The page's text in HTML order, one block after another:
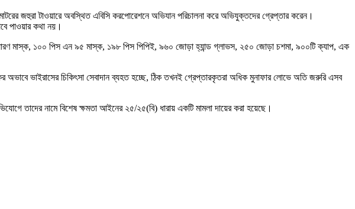
জহুরা টাওয়ারে অবস্থিত এবিসি করপোরেশনে অভিযান পরিচালনা করে অভিযুক্তদের গ্রেপ্তার করেন।
পাওয়ার কথা নয়।
মাস্ক, ১০০ পিস এন ৯৫ মাস্ক, ১৯৮ পিস পিপিই, ৯৬০ জোড়া হ্যান্ড গ্লাভস, ২৫০ জোড়া চশমা, ৯০০টি ক্যাপ, এক
অভাবে ভাইরাসের চিকিৎসা সেবাদান ব্যহত হচ্ছে, ঠিক তখনই গ্রেপ্তারকৃতরা অধিক মুনাফার লোভে অতি জরুরি এসব
তাদের নামে বিশেষ ক্ষমতা আইনের ২৫/২৫(বি) ধারায় একটি মামলা দায়ের করা হয়েছে।